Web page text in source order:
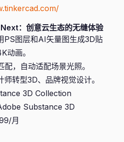
：创意云生态的无缝体验
PS图层和AI矢量图生成3D贴
动画。
，自动适配场景光照。
转型3D、品牌视觉设计。
3D Collection
Substance 3D
月